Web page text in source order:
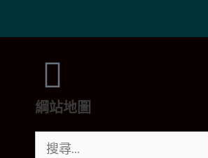
綱站地圖